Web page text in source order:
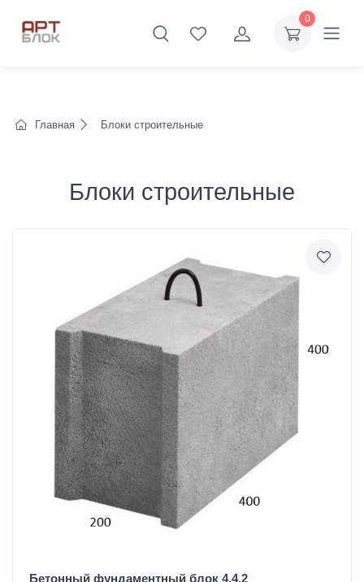
0
Главная Блоки строительные
Блоки строительные
Бетонный фундаментный блок 4.4.2